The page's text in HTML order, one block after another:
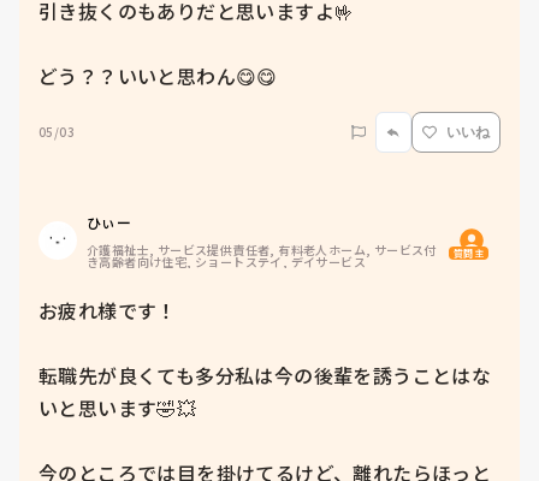
引き抜くのもありだと思いますよ🤟
どう？？いいと思わん😋😋
05/03 いいね
ひぃー
介護福祉士, サービス提供責任者, 有料老人ホーム, サービス付
き高齢者向け住宅, ショートステイ, デイサービス 質問主
お疲れ様です！
転職先が良くても多分私は今の後輩を誘うことはな
いと思います🤣💥
今のところでは目を掛けてるけど、離れたらほっと